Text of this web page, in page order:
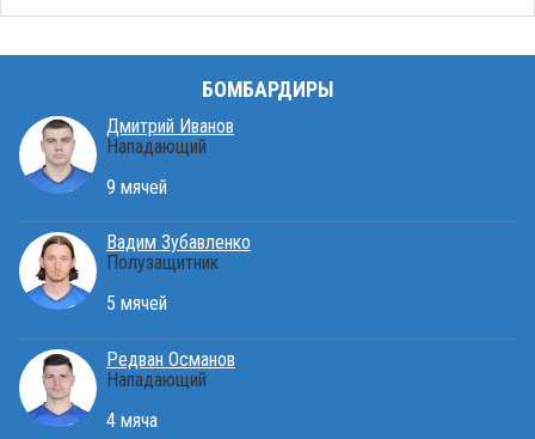
БОМБАРДИРЫ
Дмитрий Иванов
Нападающий
9 мячей
Вадим Зубавленко
Полузащитник
5 мячей
Редван Османов
Нападающий
4 мяча